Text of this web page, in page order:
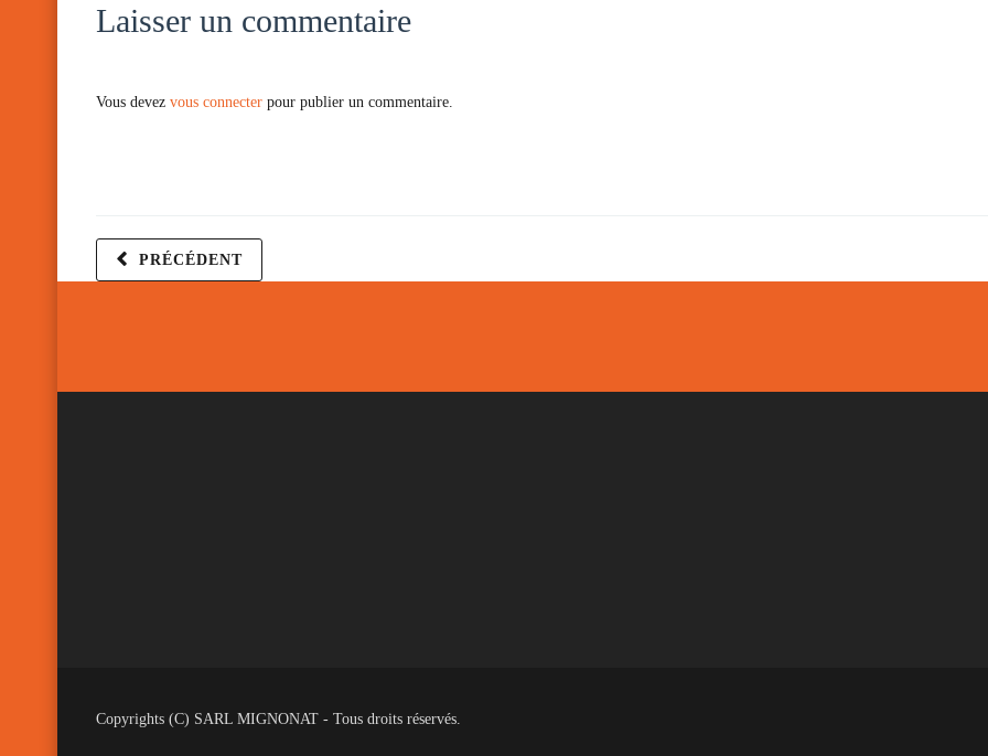
Laisser un commentaire
Vous devez vous connecter pour publier un commentaire.
PRÉCÉDENT
Copyrights (C) SARL MIGNONAT - Tous droits réservés.